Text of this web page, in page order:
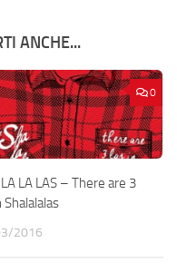
ANCHE...
0
LA LAS – There are 3
Shalalalas
2016